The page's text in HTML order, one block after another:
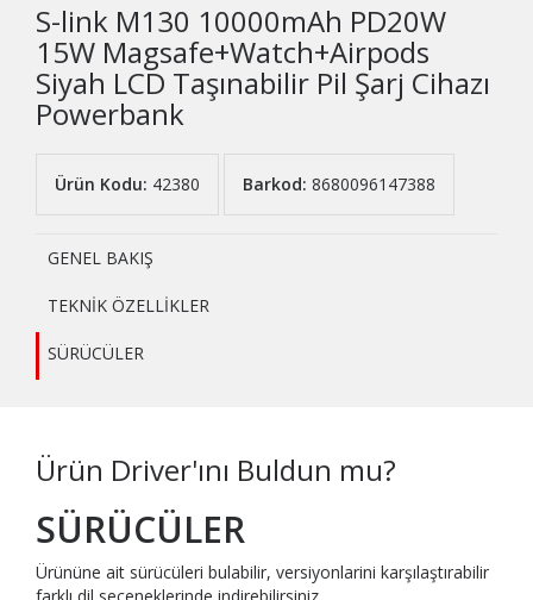
S-link M130 10000mAh PD20W
15W Magsafe+Watch+Airpods
Siyah LCD Taşınabilir Pil Şarj Cihazı
Powerbank
Ürün Kodu: 42380 Barkod: 8680096147388
GENEL BAKIŞ
TEKNİK ÖZELLİKLER
SÜRÜCÜLER
Ürün Driver'ını Buldun mu?
SÜRÜCÜLER
Ürününe ait sürücüleri bulabilir, versiyonlarini karşılaştırabilir